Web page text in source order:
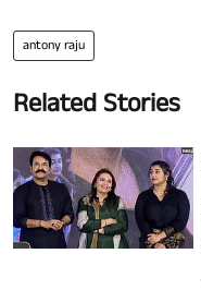
antony raju
Related Stories